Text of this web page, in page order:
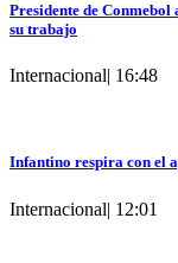
Presidente de Conmebol
su trabajo
Internacional| 16:48
Infantino respira con el
Internacional| 12:01